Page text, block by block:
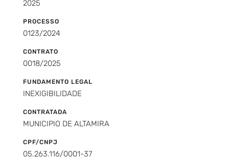
2025
PROCESSO
0123/2024
CONTRATO
0018/2025
FUNDAMENTO LEGAL
INEXIGIBILIDADE
CONTRATADA
MUNICIPIO DE ALTAMIRA
CPF/CNPJ
05.263.116/0001-37